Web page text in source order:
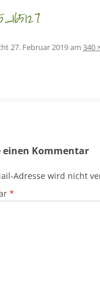
27. Februar 2019am 340
einen Kommentar
Adresse wird nicht
*